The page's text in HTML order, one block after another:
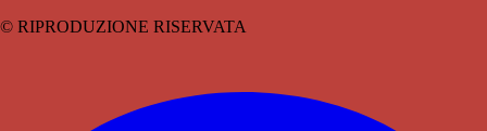
© RIPRODUZIONE RISERVATA